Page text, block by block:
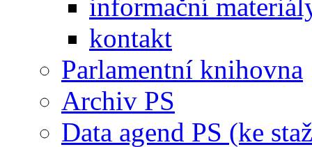
informační
kontakt
Parlamentní knihovna
Archiv PS
Data agend PS (ke